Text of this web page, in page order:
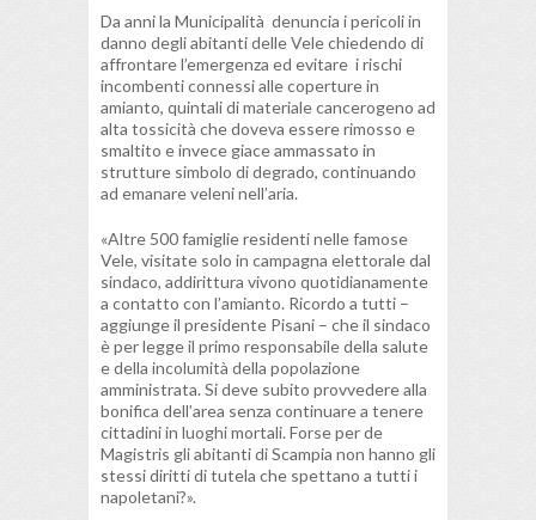
Da anni la Municipalità denuncia i pericoli in
danno degli abitanti delle Vele chiedendo di
affrontare l’emergenza ed evitare i rischi
incombenti connessi alle coperture in
amianto, quintali di materiale cancerogeno ad
alta tossicità che doveva essere rimosso e
smaltito e invece giace ammassato in
strutture simbolo di degrado, continuando
ad emanare veleni nell’aria.
«Altre 500 famiglie residenti nelle famose
Vele, visitate solo in campagna elettorale dal
sindaco, addirittura vivono quotidianamente
a contatto con l’amianto. Ricordo a tutti –
aggiunge il presidente Pisani – che il sindaco
è per legge il primo responsabile della salute
e della incolumità della popolazione
amministrata. Si deve subito provvedere alla
bonifica dell’area senza continuare a tenere
cittadini in luoghi mortali. Forse per de
Magistris gli abitanti di Scampia non hanno gli
stessi diritti di tutela che spettano a tutti i
napoletani?».